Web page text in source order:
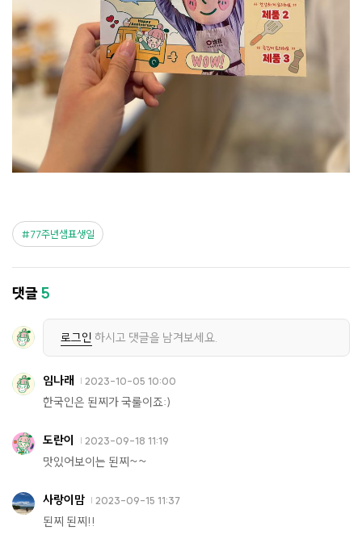
77주년샘표생일
댓글5
로그인 하시고 댓글을 남겨보세요.
임나래 2023-10-05 10:00
한국인은 된찌가 국룰이죠:)
도란이 2023-09-18 11:19
맛있어보이는 된찌~~
사랑이맘 2023-09-15 11:37
된찌 된찌!!